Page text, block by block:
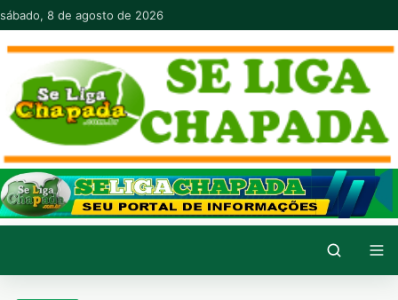
Pular para o conteúdo
sábado, 8 de agosto de 2026